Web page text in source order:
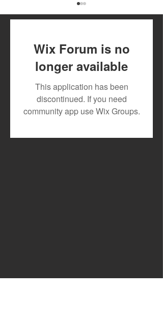
New Feature for Artists
Alert: Track Your
Monthly Downloads on
Mdundo!
Wix Forum is no
longer available
This application has been
discontinued. If you need
community app use Wix Groups.